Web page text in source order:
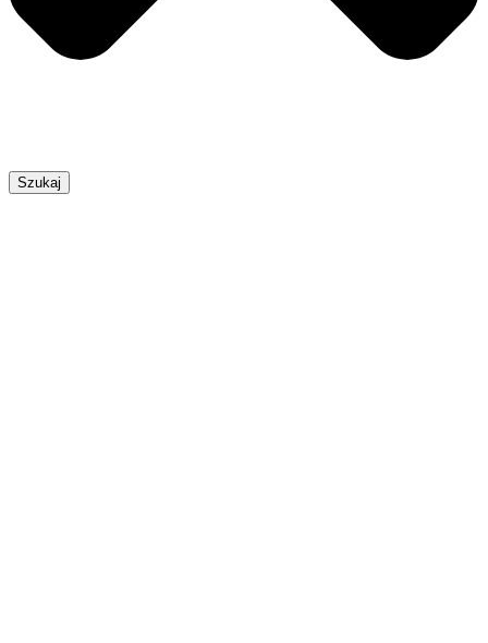
Szukaj